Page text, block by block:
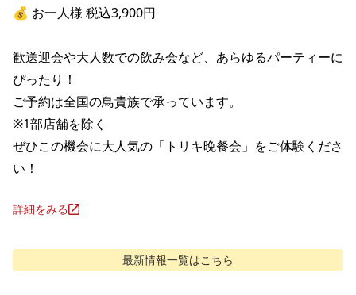
💰 お一人様 税込3,900円
歓送迎会や大人数での飲み会など、あらゆるパーティーに
ぴったり！
ご予約は全国の鳥貴族で承っています。
※1部店舗を除く
ぜひこの機会に大人気の「トリキ晩餐会」をご体験くださ
い！
詳細をみる
最新情報一覧はこちら